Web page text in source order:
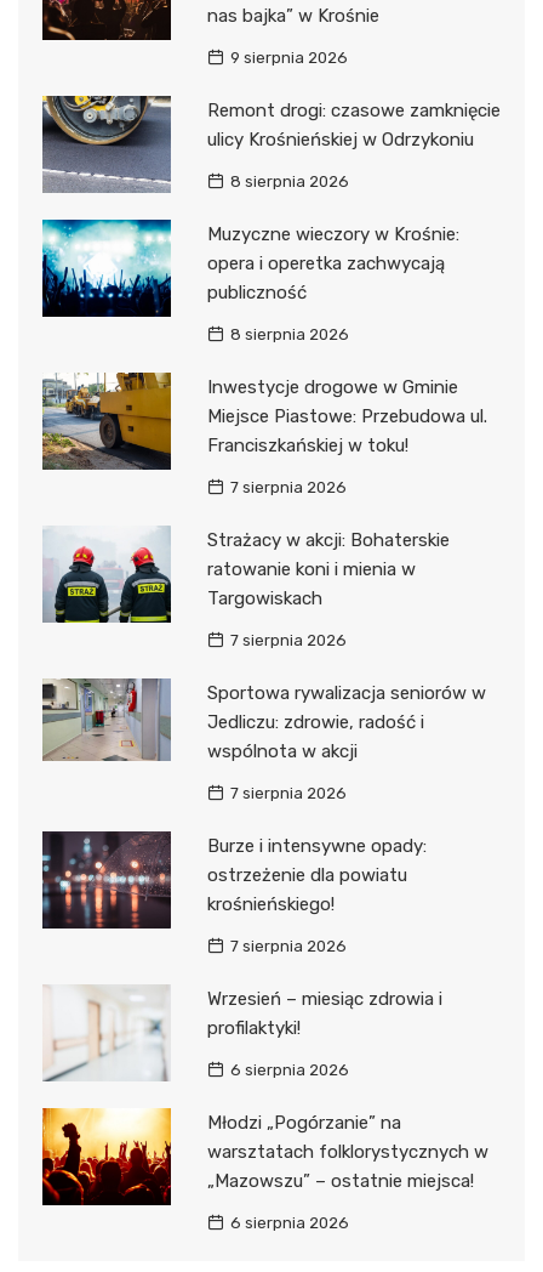
nas bajka” w Krośnie
9 sierpnia 2026
Remont drogi: czasowe zamknięcie
ulicy Krośnieńskiej w Odrzykoniu
8 sierpnia 2026
Muzyczne wieczory w Krośnie:
opera i operetka zachwycają
publiczność
8 sierpnia 2026
Inwestycje drogowe w Gminie
Miejsce Piastowe: Przebudowa ul.
Franciszkańskiej w toku!
7 sierpnia 2026
Strażacy w akcji: Bohaterskie
ratowanie koni i mienia w
Targowiskach
7 sierpnia 2026
Sportowa rywalizacja seniorów w
Jedliczu: zdrowie, radość i
wspólnota w akcji
7 sierpnia 2026
Burze i intensywne opady:
ostrzeżenie dla powiatu
krośnieńskiego!
7 sierpnia 2026
Wrzesień – miesiąc zdrowia i
profilaktyki!
6 sierpnia 2026
Młodzi „Pogórzanie” na
warsztatach folklorystycznych w
„Mazowszu” – ostatnie miejsca!
6 sierpnia 2026